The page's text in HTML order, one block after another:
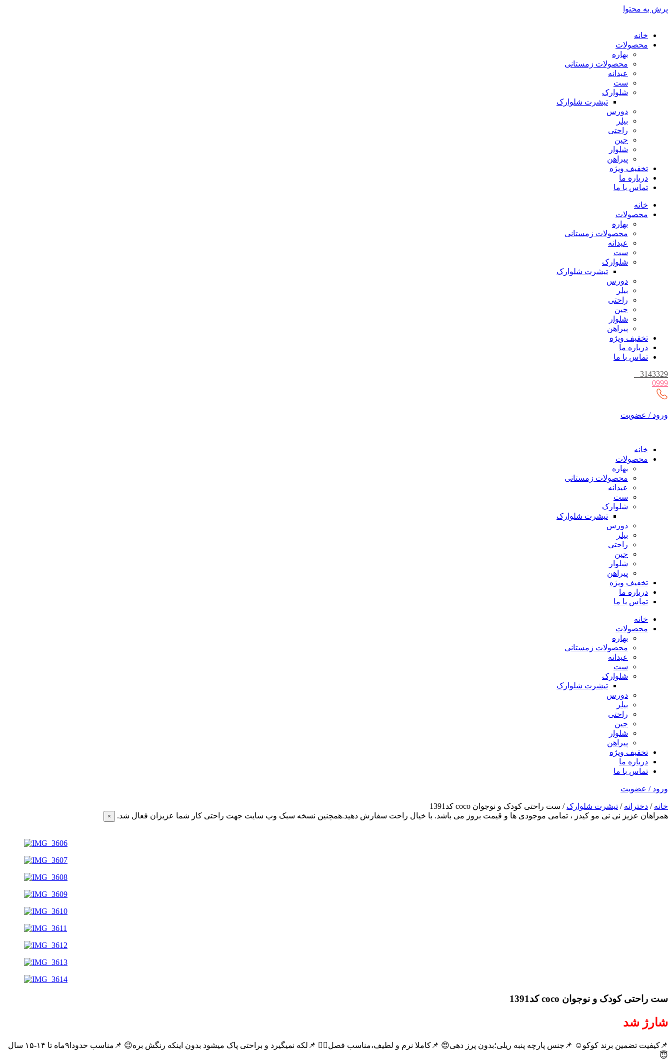
پرش به محتوا
خانه
محصولات
بهاره
محصولات زمستانی
عیدانه
ست
شلوارک
تیشرت شلوارک
دورس
بیلر
راحتی
جین
شلوار
پیراهن
تخفیف ویژه
درباره ما
تماس با ما
خانه
محصولات
بهاره
محصولات زمستانی
عیدانه
ست
شلوارک
تیشرت شلوارک
دورس
بیلر
راحتی
جین
شلوار
پیراهن
تخفیف ویژه
درباره ما
تماس با ما
3143329
0999
ورود / عضویت
خانه
محصولات
بهاره
محصولات زمستانی
عیدانه
ست
شلوارک
تیشرت شلوارک
دورس
بیلر
راحتی
جین
شلوار
پیراهن
تخفیف ویژه
درباره ما
تماس با ما
خانه
محصولات
بهاره
محصولات زمستانی
عیدانه
ست
شلوارک
تیشرت شلوارک
دورس
بیلر
راحتی
جین
شلوار
پیراهن
تخفیف ویژه
درباره ما
تماس با ما
ورود / عضویت
خانه / دخترانه / تیشرت شلوارک / ست راحتی کودک و نوجوان coco کد1391
همراهان عزیز نی نی مو کیدز ، تمامی موجودی ها و قیمت بروز می باشد. با خیال راحت سفارش دهید.همچنین نسخه سبک وب سایت جهت راحتی کار شما عزیزان فعال شد. ×
ست راحتی کودک و نوجوان coco کد1391
شارژ شد
📌کیفیت تضمین برند کوکو☺️ 📌جنس پارچه پنبه ریلی؛بدون پرز دهی😍 📌کاملا نرم و لطیف،مناسب فصل🙂‍↔️ 📌لکه نمیگیرد و براحتی پاک میشود بدون اینکه رنگش بره😉 📌مناسب حدودا۹ماه تا ۱۴-۱۵ سال
😇